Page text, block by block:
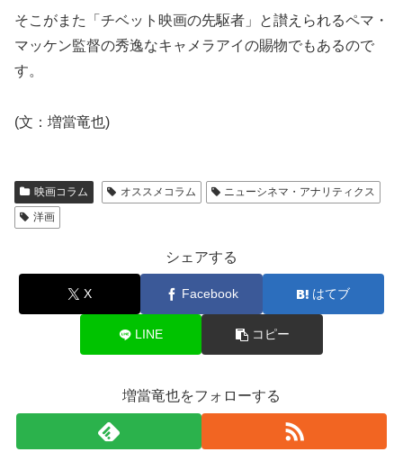
そこがまた「チベット映画の先駆者」と讃えられるペマ・
マッケン監督の秀逸なキャメラアイの賜物でもあるので
す。
(文：増當竜也)
映画コラム オススメコラム
ニューシネマ・アナリティクス
洋画
シェアする
X Facebook はてブ
LINE コピー
増當竜也をフォローする